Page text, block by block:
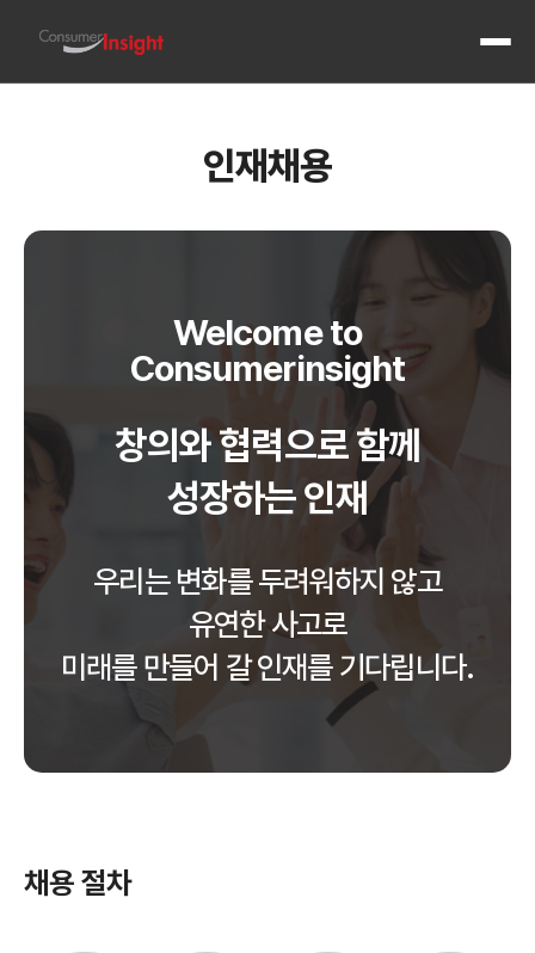
전체
인재채용
Welcome to
Consumerinsight
창의와 협력으로 함께
성장하는 인재
우리는 변화를 두려워하지 않고
유연한 사고로
미래를 만들어 갈 인재를 기다립니다.
채용 절차